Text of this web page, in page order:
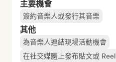
主要機會
簽約音樂人或發行其音樂
其他
為音樂人連結現場活動機會
在社交媒體上發布貼文或 Reel